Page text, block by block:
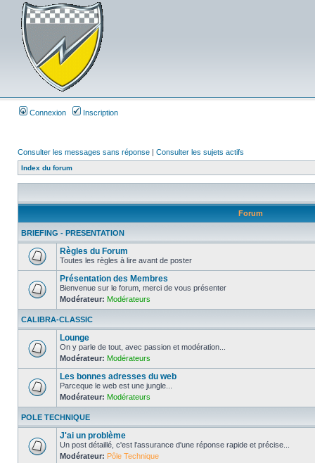
Connexion Inscription
Consulter les messages sans réponse | Consulter les sujets actifs
Index du forum
Forum
BRIEFING - PRESENTATION
Règles du Forum
Toutes les règles à lire avant de poster
Présentation des Membres
Bienvenue sur le forum, merci de vous présenter
Modérateur: Modérateurs
CALIBRA-CLASSIC
Lounge
On y parle de tout, avec passion et modération...
Modérateur: Modérateurs
Les bonnes adresses du web
Parceque le web est une jungle...
Modérateur: Modérateurs
POLE TECHNIQUE
J'ai un problème
Un post détaillé, c'est l'assurance d'une réponse rapide et précise...
Modérateur: Pôle Technique